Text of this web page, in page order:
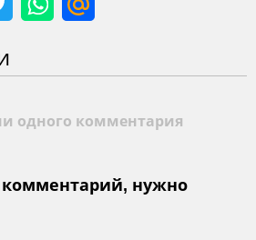
одного комментария
комментарий, нужно